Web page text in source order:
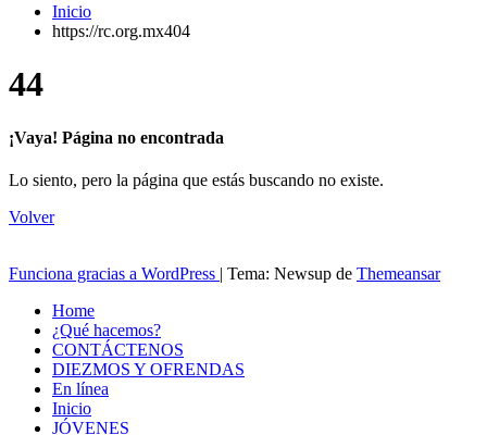
Inicio
https://rc.org.mx404
44
¡Vaya! Página no encontrada
Lo siento, pero la página que estás buscando no existe.
Volver
Funciona gracias a WordPress | Tema: Newsup de Themeansar
Home
¿Qué hacemos?
CONTÁCTENOS
DIEZMOS Y OFRENDAS
En línea
Inicio
JÓVENES